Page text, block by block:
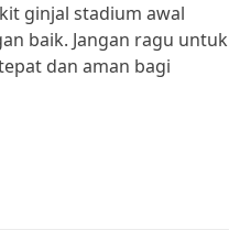
ginjal stadium awal
baik. Jangan ragu untuk
dan aman bagi